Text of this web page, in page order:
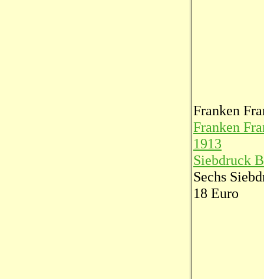
Franken
Franken
1913
Siebdruck
Sechs
18 Euro